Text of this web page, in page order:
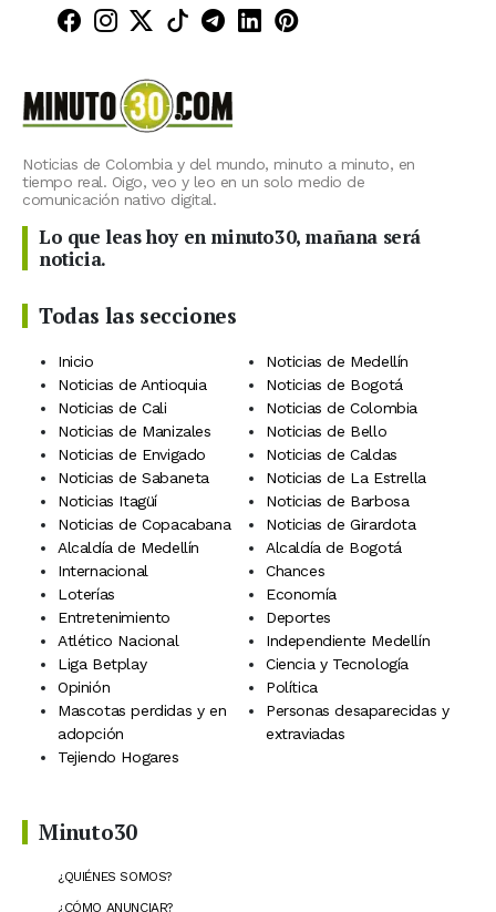
Minuto30 en Facebook
Minuto30 en Instagram
Minuto30 en X (Twitter)
Minuto30 en TikTok
Canal de Minuto30 en
Minuto30 en LinkedIn
Minuto30 en
Noticias de Colombia y del mundo, minuto a minuto, en
tiempo real. Oigo, veo y leo en un solo medio de
comunicación nativo digital.
Lo que leas hoy en minuto30, mañana será
noticia.
Todas las secciones
Inicio
Noticias de Medellín
Noticias de Antioquia
Noticias de Bogotá
Noticias de Cali
Noticias de Colombia
Noticias de Manizales
Noticias de Bello
Noticias de Envigado
Noticias de Caldas
Noticias de Sabaneta
Noticias de La Estrella
Noticias Itagüí
Noticias de Barbosa
Noticias de Copacabana
Noticias de Girardota
Alcaldía de Medellín
Alcaldía de Bogotá
Internacional
Chances
Loterías
Economía
Entretenimiento
Deportes
Atlético Nacional
Independiente Medellín
Liga Betplay
Ciencia y Tecnología
Opinión
Política
Mascotas perdidas y en
adopción
Personas desaparecidas y
extraviadas
Tejiendo Hogares
Minuto30
¿QUIÉNES SOMOS?
¿CÓMO ANUNCIAR?